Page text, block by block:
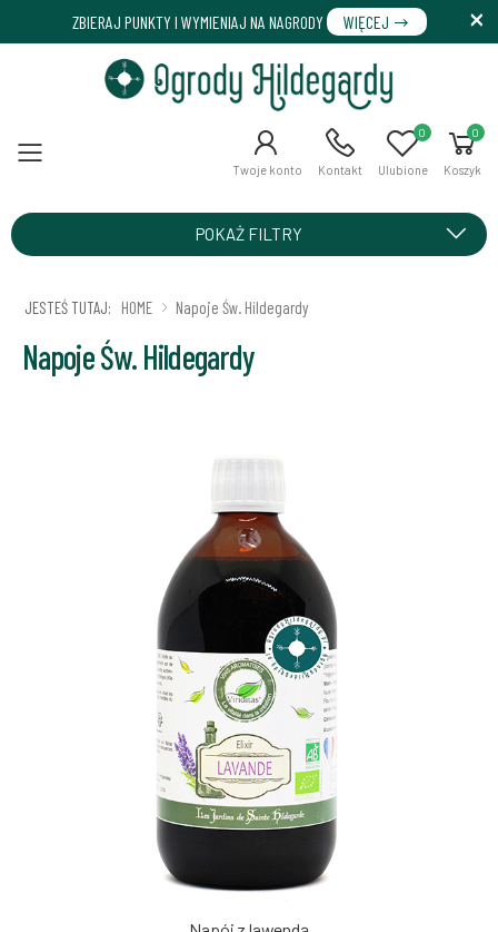
ZBIERAJ PUNKTY I WYMIENIAJ NA NAGRODY WIĘCEJ
Menu Twoje konto Kontakt Ulubione
0 0
Koszyk
POKAŻ FILTRY
JESTEŚ TUTAJ: HOME Napoje Św. Hildegardy
Napoje Św. Hildegardy